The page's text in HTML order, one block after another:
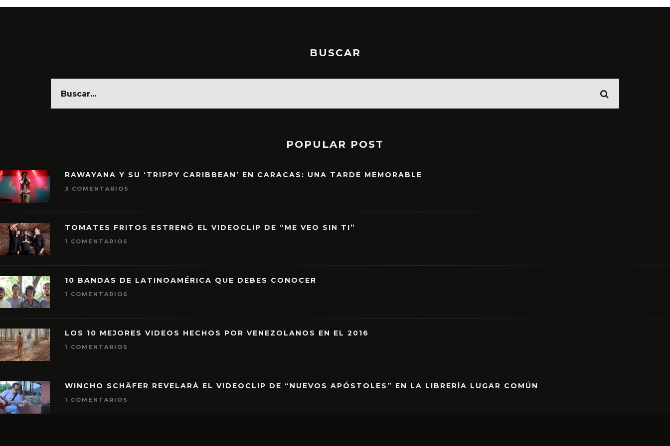
BUSCAR
POPULAR POST
RAWAYANA Y SU ‘TRIPPY CARIBBEAN’ EN CARACAS: UNA TARDE MEMORABLE
3 COMENTARIOS
TOMATES FRITOS ESTRENÓ EL VIDEOCLIP DE “ME VEO SIN TI”
1 COMENTARIOS
10 BANDAS DE LATINOAMÉRICA QUE DEBES CONOCER
1 COMENTARIOS
LOS 10 MEJORES VIDEOS HECHOS POR VENEZOLANOS EN EL 2016
1 COMENTARIOS
WINCHO SCHÄFER REVELARÁ EL VIDEOCLIP DE “NUEVOS APÓSTOLES” EN LA LIBRERÍA LUGAR COMÚN
1 COMENTARIOS